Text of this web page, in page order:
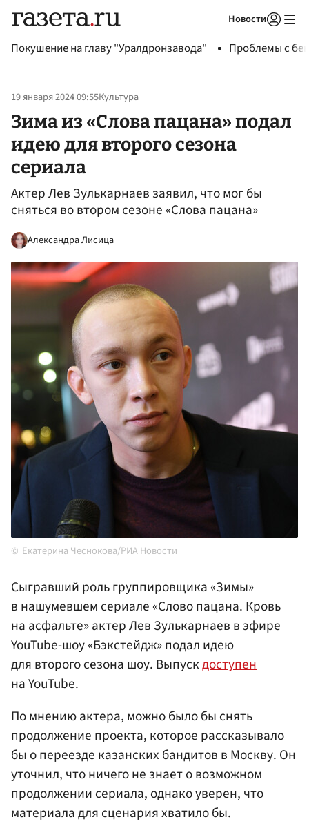
Новости
Покушение на главу "Уралдронзавода" Проблемы с
19 января 2024 09:55Культура
Зима из «Слова пацана» подал
идею для второго сезона
сериала
Актер Лев Зулькарнаев заявил, что мог бы
сняться во втором сезоне «Слова пацана»
Александра Лисица
Екатерина Чеснокова/РИА Новости
Сыгравший роль группировщика «Зимы»
в нашумевшем сериале «Слово пацана. Кровь
на асфальте» актер Лев Зулькарнаев в эфире
YouTube-шоу «Бэкстейдж» подал идею
для второго сезона шоу. Выпускдоступен
на YouTube.
По мнению актера, можно было бы снять
продолжение проекта, которое рассказывало
бы о переезде казанских бандитов вМоскву. Он
уточнил, что ничего не знает о возможном
продолжении сериала, однако уверен, что
материала для сценария хватило бы.